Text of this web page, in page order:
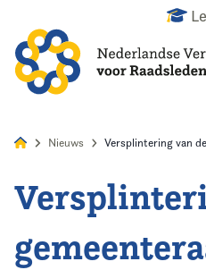
Home
Agenda
Nieuws Versplintering van